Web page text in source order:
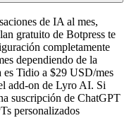
de IA al mes,
gratuito de Botpress te
completamente
dependiendo de la
es Tidio a $29 USD/mes
add-on de Lyro AI. Si
suscripción de ChatGPT
personalizados